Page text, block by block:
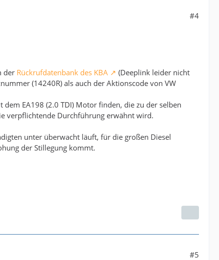
#4
der Rückrufdatenbank des KBA
(Deeplink leider nicht
(14240R) als auch der Aktionscode von VW
EA198 (2.0 TDI) Motor finden, die zu der selben
verpflichtende Durchführung erwähnt wird.
unter überwacht läuft, für die großen Diesel
der Stillegung kommt.
#5